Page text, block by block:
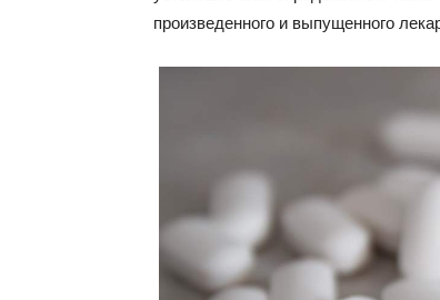
произведенного и выпущенного